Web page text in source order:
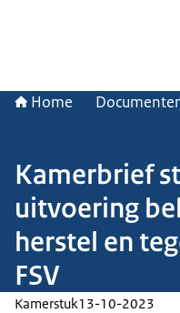
Home
Kamerbrief
uitvoering
herstel en
FSV
Kamerstuk13-10-2023